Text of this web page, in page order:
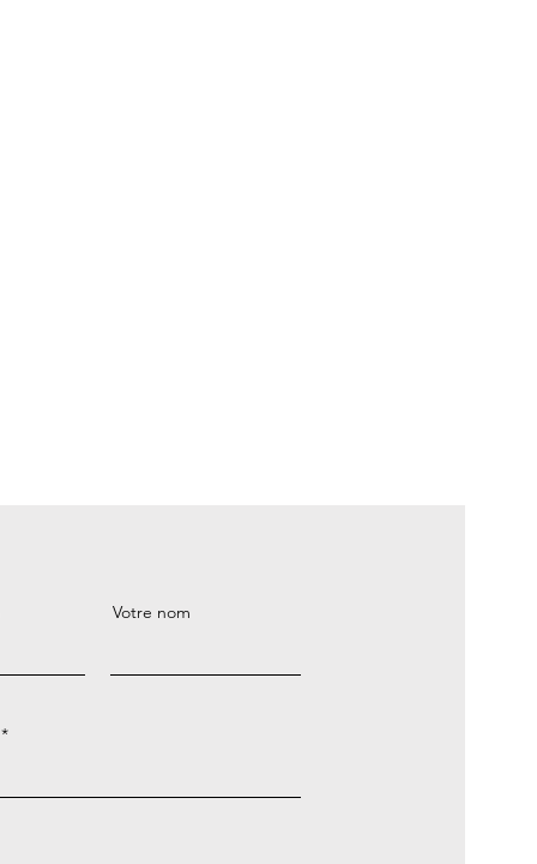
Votre nom